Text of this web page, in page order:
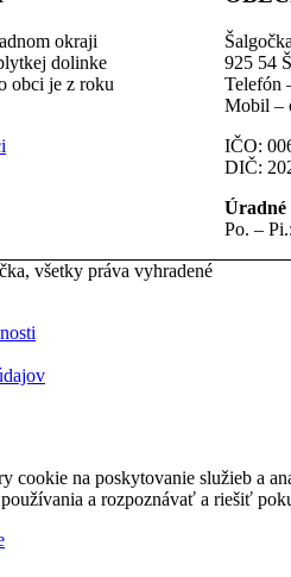
okraji
dolinke
obci je z roku
925 54
Telefón
Mobil –
IČO:
DIČ:
Úradné
Po. –
všetky práva vyhradené
cookie na poskytovanie služieb a
a rozpoznávať a riešiť